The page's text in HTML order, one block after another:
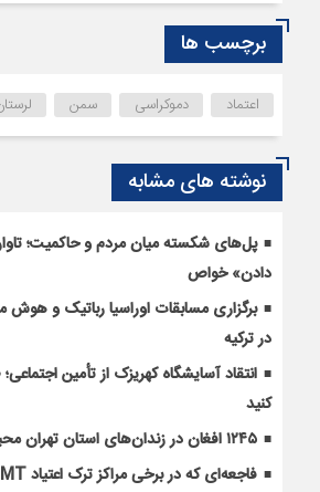
برچسب ها
اعتماد دموکراسی سمن
نوشته های مشابه
پل‌های شکسته میان مردم و حاکمیت؛
دادن» خواص
در ترکیه
انتقاد آسایشگاه کهریزک از تأمین
کنید
۱۲۴۵ افغان در زندان‌های استان تهران محبوس هستند